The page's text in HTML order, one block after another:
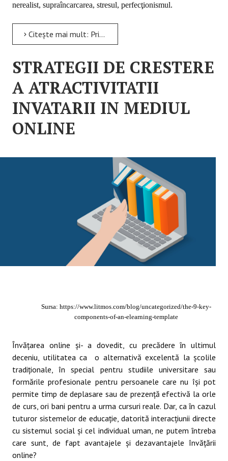
nerealist, supraîncarcarea, stresul, perfecţionismul.
Citește mai mult: Principii și practice eficiente în managementul timpului
STRATEGII DE CRESTERE
A ATRACTIVITATII
INVATARII IN MEDIUL
ONLINE
Sursa: https://www.litmos.com/blog/uncategorized/the-9-key-
components-of-an-elearning-template
Învățarea online şi- a dovedit, cu precădere ȋn ultimul
deceniu, utilitatea ca o alternativă excelentă la şcolile
tradiționale, în special pentru studiile universitare sau
formările profesionale pentru persoanele care nu își pot
permite timp de deplasare sau de prezenţă efectivă la orle
de curs, ori bani pentru a urma cursuri reale. Dar, ca ȋn cazul
tuturor sistemelor de educaţie, datorită interacţiunii directe
cu sistemul social şi cel individual uman, ne putem ȋntreba
care sunt, de fapt avantajele și dezavantajele învățării
online?